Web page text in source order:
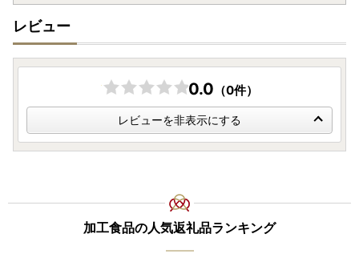
レビュー
0.0 （0件）
レビューを非表示にする
加工食品の人気返礼品ランキング